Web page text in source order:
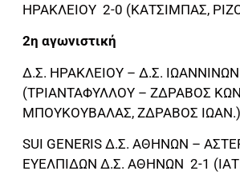
ΗΡΑΚΛΕΙΟΥ 2-0 (ΚΑΤΣΙΜΠΑΣ,
2η αγωνιστική
Δ.Σ. ΗΡΑΚΛΕΙΟΥ – Δ.Σ.
(ΤΡΙΑΝΤΑΦΥΛΛΟΥ – ΖΔΡΑΒΟΣ
ΜΠΟΥΚΟΥΒΑΛΑΣ, ΖΔΡΑΒΟΣ ΙΩΑΝ.)
SUI GENERIS Δ.Σ. ΑΘΗΝΩΝ –
ΕΥΕΛΠΙΔΩΝ Δ.Σ. ΑΘΗΝΩΝ 2-1